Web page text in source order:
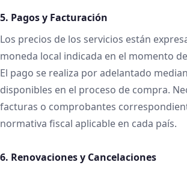
5. Pagos y Facturación
Los precios de los servicios están
moneda local indicada en el momento
El pago se realiza por adelantado
disponibles en el proceso de compra.
facturas o comprobantes
normativa fiscal aplicable en cada país.
6. Renovaciones y Cancelaciones